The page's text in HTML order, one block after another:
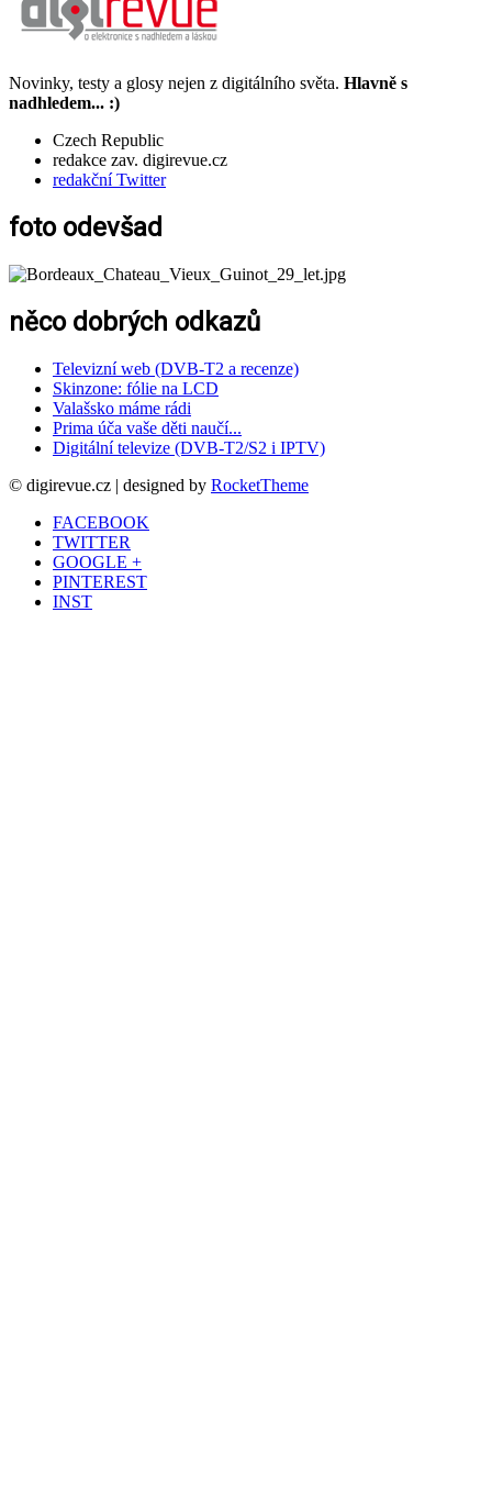
Novinky, testy a glosy nejen z digitálního světa. Hlavně s
nadhledem... :)
Czech Republic
redakce zav. digirevue.cz
redakční Twitter
foto odevšad
něco dobrých odkazů
Televizní web (DVB-T2 a recenze)
Skinzone: fólie na LCD
Valašsko máme rádi
Prima úča vaše děti naučí...
Digitální televize (DVB-T2/S2 i IPTV)
© digirevue.cz | designed by RocketTheme
FACEBOOK
TWITTER
GOOGLE +
PINTEREST
INST